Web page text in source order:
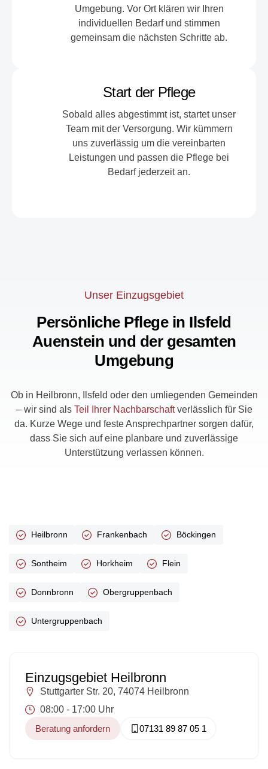
Umgebung. Vor Ort klären wir Ihren
individuellen Bedarf und stimmen
gemeinsam die nächsten Schritte ab.
Start der Pflege
Sobald alles abgestimmt ist, startet unser
Team mit der Versorgung. Wir kümmern
uns zuverlässig um die vereinbarten
Leistungen und passen die Pflege bei
Bedarf jederzeit an.
Unser Einzugsgebiet
Persönliche Pflege in Ilsfeld
Auenstein und der gesamten
Umgebung
Ob in Heilbronn, Ilsfeld oder den umliegenden Gemeinden
– wir sind als Teil Ihrer Nachbarschaftverlässlich für Sie
da. Kurze Wege und feste Ansprechpartner sorgen dafür,
dass Sie sich auf eine planbare und zuverlässige
Unterstützung verlassen können.
Heilbronn Frankenbach Böckingen
Sontheim Horkheim Flein
Donnbronn Obergruppenbach
Untergruppenbach
Einzugsgebiet Heilbronn
Stuttgarter Str. 20, 74074 Heilbronn
08:00 - 17:00 Uhr
Beratung anfordern
07131 89 87 05 1